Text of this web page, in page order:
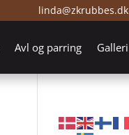
linda@zkrubbes.dk
Avl og parring Galleri